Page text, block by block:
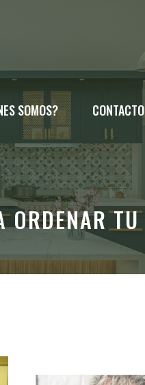
SOMOS? CONTACTO
ORDENAR